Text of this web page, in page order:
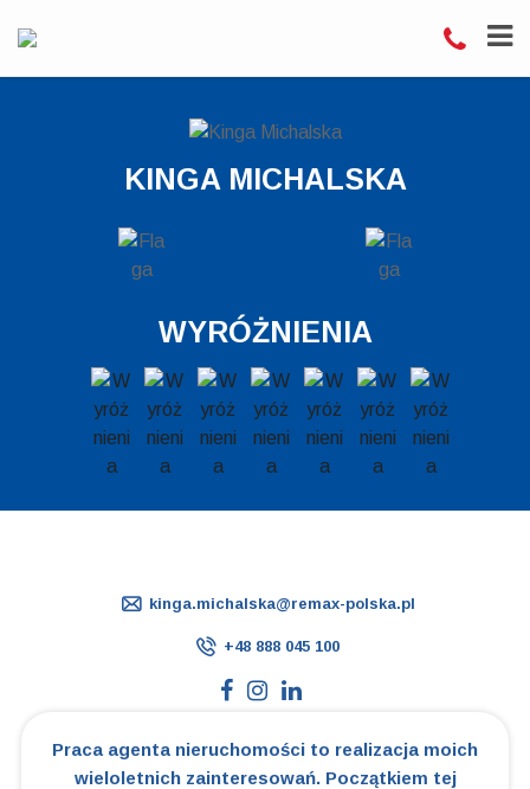
KINGA MICHALSKA
WYRÓŻNIENIA
kinga.michalska@remax-polska.pl
+48 888 045 100
Praca agenta nieruchomości to realizacja moich
wieloletnich zainteresowań. Początkiem tej